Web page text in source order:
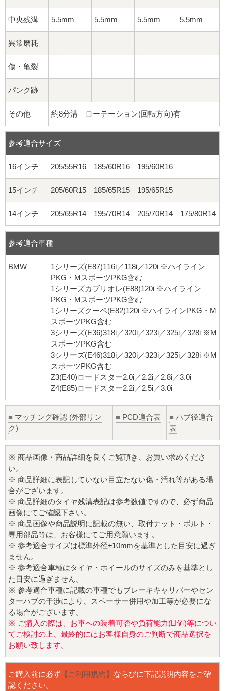
中央残溝 5.5mm 5.5mm 5.5mm 5.5mm
異常磨耗
傷・亀裂
パンク跡
その他 約8分溝 ローテーション(回転方向)有
参考適合サイズ
16インチ 205/55R16 185/60R16 195/60R16
15インチ 205/60R15 185/65R15 195/65R15
14インチ 205/65R14 195/70R14 205/70R14 175/80R14
参考適合車種
BMW
1シリーズ(E87)116i／118i／120i ※ハイライン
PKG・MスポーツPKG含む
1シリーズカブリオレ(E88)120i ※ハイライン
PKG・MスポーツPKG含む
1シリーズクーペ(E82)120i ※ハイラインPKG・M
スポーツPKG含む
3シリーズ(E36)318i／320i／323i／325i／328i ※M
スポーツPKG含む
3シリーズ(E46)318i／320i／323i／325i／328i ※M
スポーツPKG含む
Z3(E40)ロードスター2.0i／2.2i／2.8i／3.0i
Z4(E85)ロードスター2.2i／2.5i／3.0i
■ マッチング確認 (外部リン
ク)
■ PCD適合表 ■ ハブ径適合
表
※ 商品画像・商品詳細を良くご覧頂き、お買い求めくださ
い。
※ 商品詳細に表記していない目立たない傷・汚れ等がある場
合がございます。
※ 商品詳細のタイヤ残溝表記は参考数値ですので、必ず商品
画像にてご確認下さい。
※ 商品画像や商品説明に記載の無い、取付ナット・ボルト・
専用部品等は、お客様にてご用意願います。
※ 参考適合サイズは標準外径±10mmを基準とした目安に過ぎ
ません。
※ 参考適合車種はタイヤ・ホイールのサイズのみを基準とし
た目安に過ぎません。
※ 参考適合車種に記載の車種でもブレーキキャリパーやセン
ターハブの干渉により、スペーサー併用や加工等が必要にな
る場合がございます。
※ ご購入の際は、お車への装着可否や負荷能力(LI値)等につい
てご検討の上、最終的にはお客様自身のご判断で商品選択を
お願い致します。
ご購入前に必ず 【ご利用規約】 ならびに下記説明内容をご確
認ください。